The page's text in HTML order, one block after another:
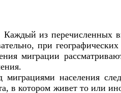
из перечисленных
при географических
миграции
населения
в котором живет то или